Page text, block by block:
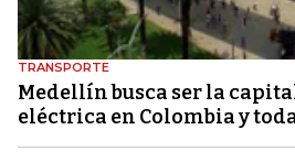
TRANSPORTE
Medellín busca ser la
eléctrica en Colombia y